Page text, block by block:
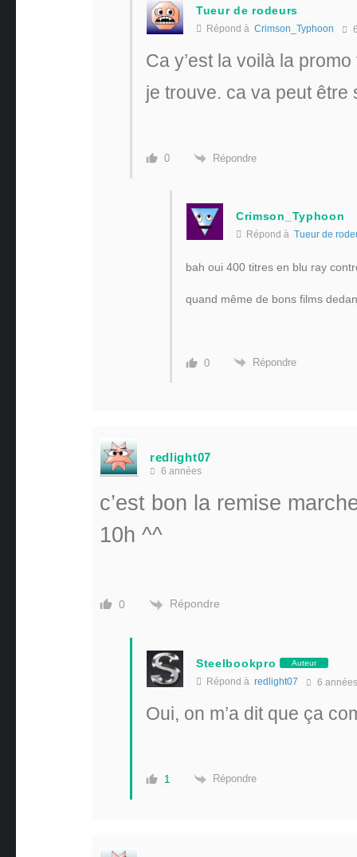
Tueur de rodeurs
Répond à Crimson_Typhoon
Ca y’est la voilà la
je trouve. ca va peut
0 Répondre
Crimson_Typhoon
Répond à Tueur de
bah oui 400 titres en blu ray
quand même de bons films
0 Répondre
redlight07
6 années
c’est bon la remise
10h ^^
0 Répondre
Steelbookpro Auteur
Répond à redlight07 6 années
Oui, on m’a dit que ça
1 Répondre